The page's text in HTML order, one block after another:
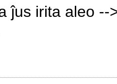
ĵus irita aleo